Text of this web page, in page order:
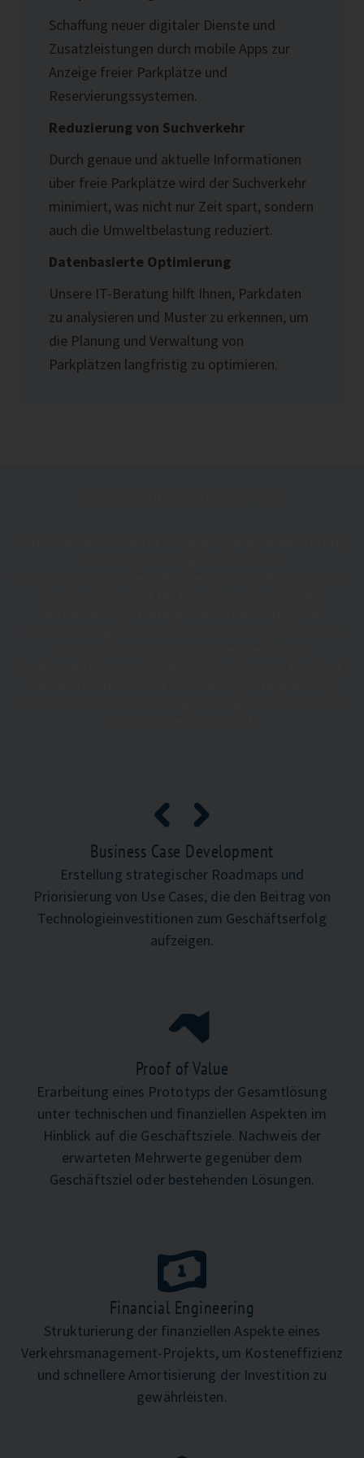
Unsere Sensordatenanalyse ermöglicht es,
zukünftige Verkehrsmuster vorherzusagen,
wodurch Städte und Gemeinden ihre
können.
Umfassende Datenintegration
Unsere IT-Beratung hilft Ihnen, Sensordaten
aus verschiedenen Quellen nahtlos zu
den Verkehr zu gewährleisten und fundierte
Entscheidungen zu treffen.
Schaffung neuer digitaler Dienste und
Zusatzleistungen durch mobile Apps zur
Anzeige freier Parkplätze und
Reservierungssystemen.
Reduzierung von Suchverkehr
Durch genaue und aktuelle Informationen
über freie Parkplätze wird der Suchverkehr
minimiert, was nicht nur Zeit spart, sondern
auch die Umweltbelastung reduziert.
Datenbasierte Optimierung
Unsere IT-Beratung hilft Ihnen, Parkdaten
zu analysieren und Muster zu erkennen, um
die Planung und Verwaltung von
Parkplätzen langfristig zu optimieren.
bis 30 Tonnen fahren. Zur Sicherheit und
Verkehrsüberwachung bieten wir ein
Weight-In-Motion (WIM) System an, das
Fahrzeugklassifizierung, Geschwindigkeit,
Gewicht, Abstand misst und die Daten in
unsere IoT-Plattform integriert.
Echtzeitüberwachung der
Verkehrsinfrastruktur
Mittels intelligenter Sensorik, z.B. mit 3D
Kameras, Gewichtssensoren.
Wartungsmanagement
Bestimmung notwendiger
effektiven Einsatz der Beförderungsmittel.
Verbesserte Fahrgastzufriedenheit
Durch genaue Personenzählung können
der Fahrgäste erhöht werden, indem
Kapazitäten besser auf die tatsächliche
Nachfrage abgestimmt werden.
Business Case Development
Erstellung strategischer Roadmaps und
Priorisierung von Use Cases, die den Beitrag von
Technologieinvestitionen zum Geschäftserfolg
aufzeigen.
Proof of Value
Erarbeitung eines Prototyps der Gesamtlösung
unter technischen und finanziellen Aspekten im
Hinblick auf die Geschäftsziele. Nachweis der
erwarteten Mehrwerte gegenüber dem
Geschäftsziel oder bestehenden Lösungen.
Financial Engineering
Strukturierung der finanziellen Aspekte eines
Verkehrsmanagement-Projekts, um Kosteneffizienz
und schnellere Amortisierung der Investition zu
gewährleisten.